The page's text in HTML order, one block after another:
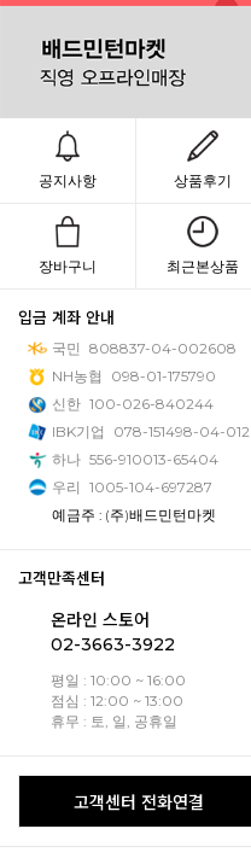
공지사항 상품후기
장바구니 최근본상품
입금 계좌 안내
국민 808837-04-002608
NH농협
098-01-175790
신한 100-026-840244
IBK기업
078-151498-04-012
하나 556-910013-65404
우리 1005-104-697287
예금주 : (주)배드민턴마켓
고객만족센터
온라인 스토어
02-3663-3922
평일 : 10:00 ~ 16:00
점심 : 12:00 ~ 13:00
휴무 : 토, 일, 공휴일
고객센터 전화연결